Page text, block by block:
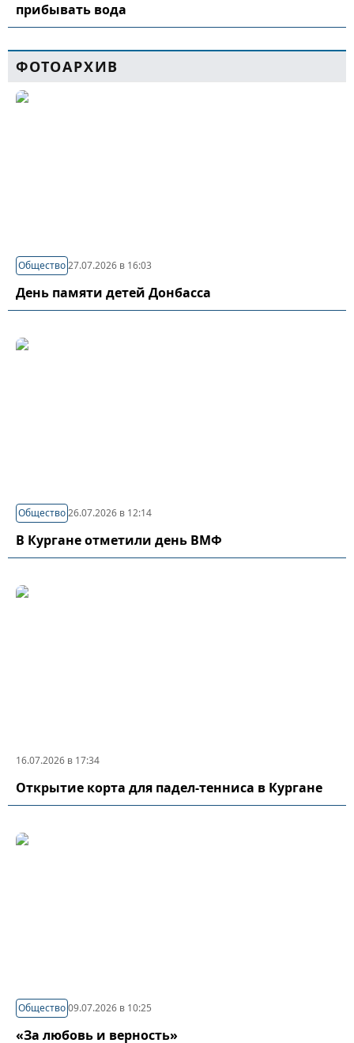
прибывать вода
ФОТОАРХИВ
Общество27.07.2026 в 16:03
День памяти детей Донбасса
Общество26.07.2026 в 12:14
В Кургане отметили день ВМФ
16.07.2026 в 17:34
Открытие корта для падел-тенниса в Кургане
Общество09.07.2026 в 10:25
«За любовь и верность»